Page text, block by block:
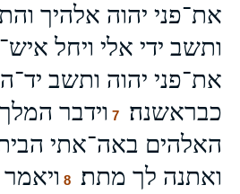
את־פני יהוה אלהיך
ותשב ידי אלי ויחל
את־פני יהוה ותשב
כבראשנה׃
7 וידבר
האלהים באה־אתי
ואתנה לך מתת׃
8